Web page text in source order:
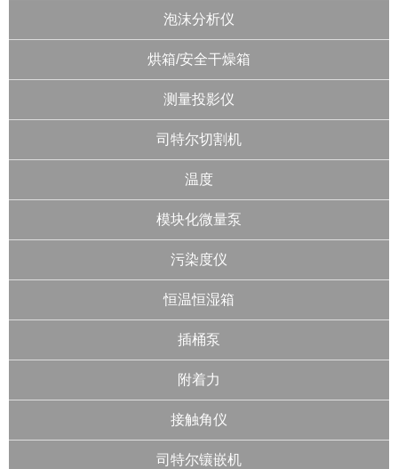
泡沫分析仪
烘箱/安全干燥箱
测量投影仪
司特尔切割机
温度
模块化微量泵
污染度仪
恒温恒湿箱
插桶泵
附着力
接触角仪
司特尔镶嵌机